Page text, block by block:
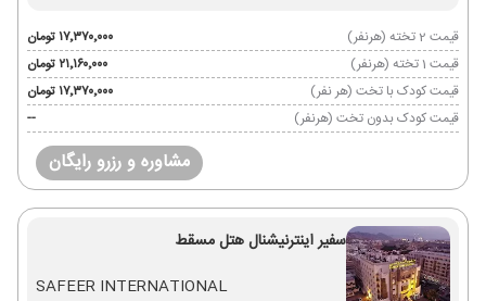
قیمت 2 تخته (هرنفر)
۱۷٬۳۷۰٬۰۰۰ تومان
قیمت 1 تخته (هرنفر)
۲۱٬۱۶۰٬۰۰۰ تومان
قیمت کودک با تخت (هر نفر)
۱۷٬۳۷۰٬۰۰۰ تومان
قیمت کودک بدون تخت (هرنفر)
--
مشاوره و رزرو رایگان
سفیر اینترنیشنال هتل مسقط
SAFEER INTERNATIONAL